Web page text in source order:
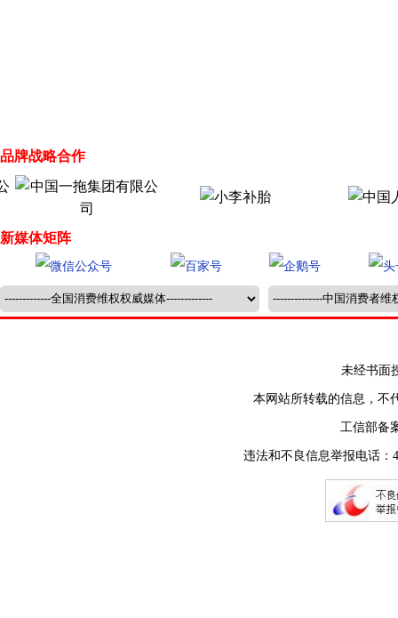
品牌战略合作
新媒体矩阵
未经书面
本网站所转载的信息，不
工信部备
违法和不良信息举报电话